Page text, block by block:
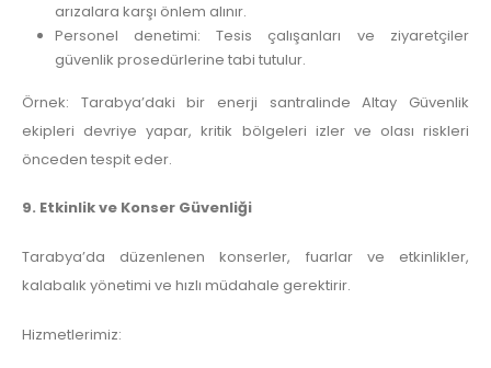
arızalara karşı önlem alınır.
Personel denetimi: Tesis çalışanları ve ziyaretçiler
güvenlik prosedürlerine tabi tutulur.
Örnek: Tarabya’daki bir enerji santralinde Altay Güvenlik
ekipleri devriye yapar, kritik bölgeleri izler ve olası riskleri
önceden tespit eder.
9. Etkinlik ve Konser Güvenliği
Tarabya’da düzenlenen konserler, fuarlar ve etkinlikler,
kalabalık yönetimi ve hızlı müdahale gerektirir.
Hizmetlerimiz: